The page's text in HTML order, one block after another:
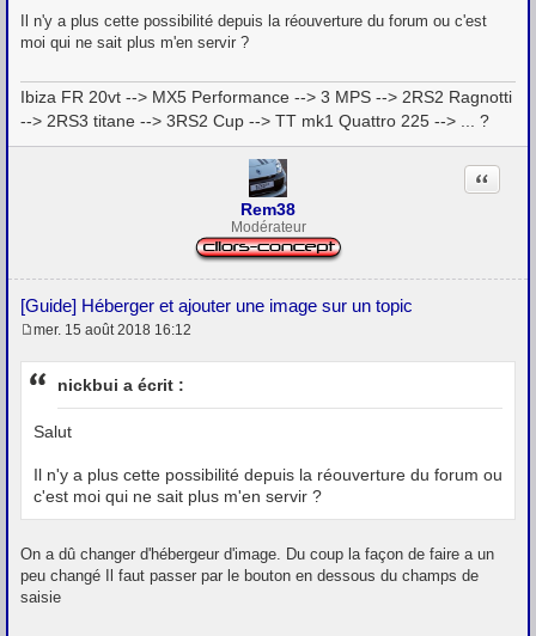
a
g
Il n'y a plus cette possibilité depuis la réouverture du forum ou c'est
moi qui ne sait plus m'en servir ?
Ibiza FR 20vt --> MX5 Performance --> 3 MPS --> 2RS2 Ragnotti
--> 2RS3 titane --> 3RS2 Cup --> TT mk1 Quattro 225 --> ... ?
Rem38
Modérateur
[Guide] Héberger et ajouter une image sur un topic
Citation
e
s
g
mer. 15 août 2018 16:12
nickbui a écrit :
Salut
Il n'y a plus cette possibilité depuis la réouverture du forum ou
c'est moi qui ne sait plus m'en servir ?
On a dû changer d'hébergeur d'image. Du coup la façon de faire a un
peu changé Il faut passer par le bouton en dessous du champs de
saisie